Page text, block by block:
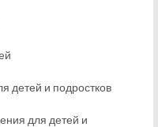
детей и подростков
для детей и